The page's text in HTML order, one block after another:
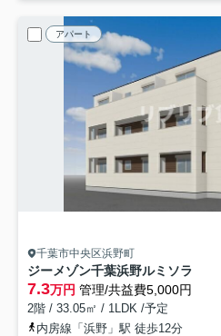
アパート
千葉市中央区浜野町
ジーメゾン千葉浜野ルミソラ
7.3万円 管理/共益費5,000円
2階 / 33.05㎡ / 1LDK /予定
内房線「浜野」駅 徒歩12分